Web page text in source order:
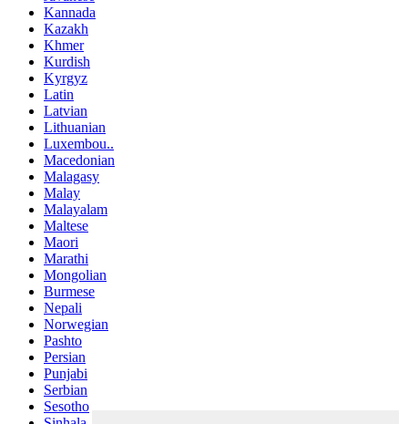
Kannada
Kazakh
Khmer
Kurdish
Kyrgyz
Latin
Latvian
Lithuanian
Luxembou..
Macedonian
Malagasy
Malay
Malayalam
Maltese
Maori
Marathi
Mongolian
Burmese
Nepali
Norwegian
Pashto
Persian
Punjabi
Serbian
Sesotho